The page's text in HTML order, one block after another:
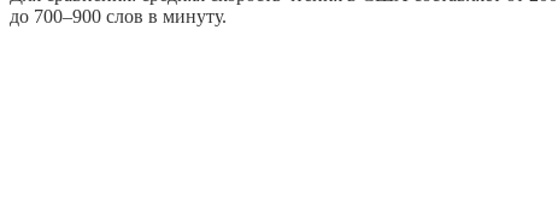
до 700–900 слов в минуту.